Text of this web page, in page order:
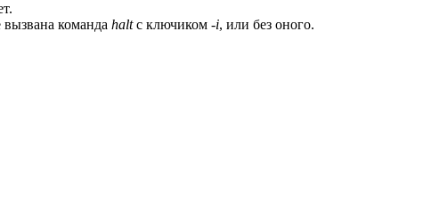
команда haltс ключиком -i, или без оного.